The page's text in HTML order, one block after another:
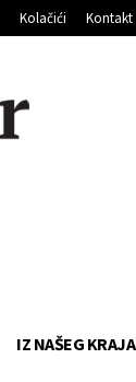
Kolačići Kontakt
IZ NAŠEG KRAJA